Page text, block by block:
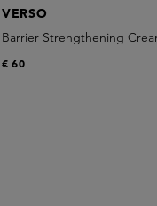
VERSO
Barrier Strengthening
€ 60